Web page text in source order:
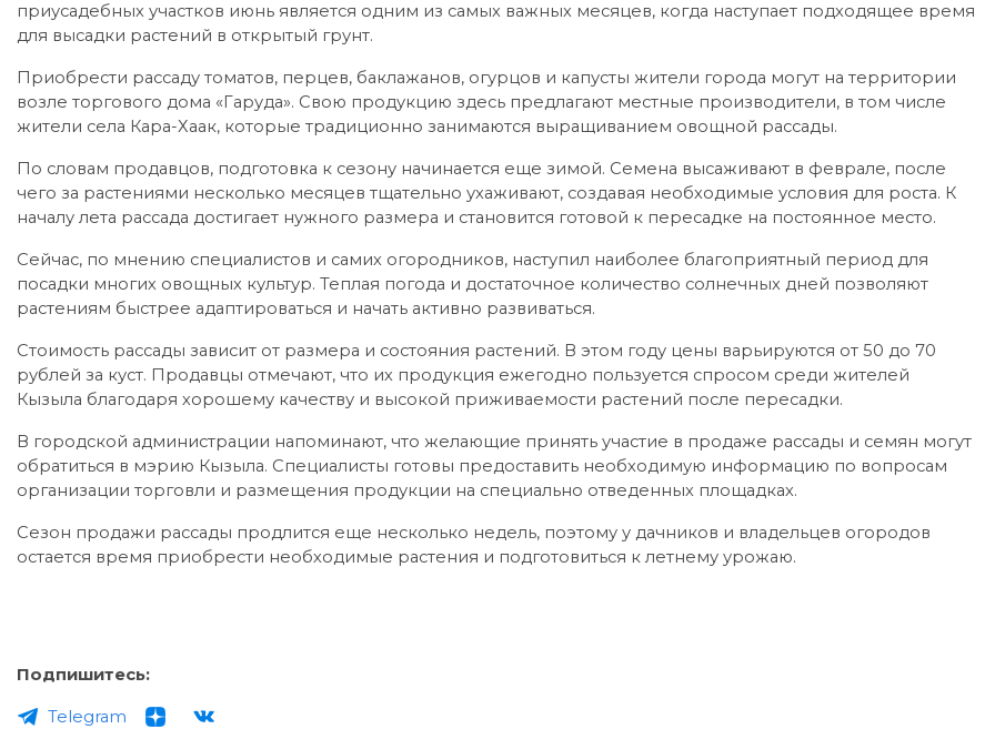
приусадебных участков июнь является одним из самых важных месяцев, когда наступает подходящее время
для высадки растений в открытый грунт.
Приобрести рассаду томатов, перцев, баклажанов, огурцов и капусты жители города могут на территории
возле торгового дома «Гаруда». Свою продукцию здесь предлагают местные производители, в том числе
жители села Кара-Хаак, которые традиционно занимаются выращиванием овощной рассады.
По словам продавцов, подготовка к сезону начинается еще зимой. Семена высаживают в феврале, после
чего за растениями несколько месяцев тщательно ухаживают, создавая необходимые условия для роста. К
началу лета рассада достигает нужного размера и становится готовой к пересадке на постоянное место.
Сейчас, по мнению специалистов и самих огородников, наступил наиболее благоприятный период для
посадки многих овощных культур. Теплая погода и достаточное количество солнечных дней позволяют
растениям быстрее адаптироваться и начать активно развиваться.
Стоимость рассады зависит от размера и состояния растений. В этом году цены варьируются от 50 до 70
рублей за куст. Продавцы отмечают, что их продукция ежегодно пользуется спросом среди жителей
Кызыла благодаря хорошему качеству и высокой приживаемости растений после пересадки.
В городской администрации напоминают, что желающие принять участие в продаже рассады и семян могут
обратиться в мэрию Кызыла. Специалисты готовы предоставить необходимую информацию по вопросам
организации торговли и размещения продукции на специально отведенных площадках.
Сезон продажи рассады продлится еще несколько недель, поэтому у дачников и владельцев огородов
остается время приобрести необходимые растения и подготовиться к летнему урожаю.
Подпишитесь:
Telegram